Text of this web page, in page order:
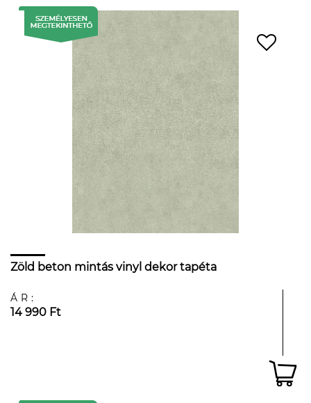
Zöld beton mintás vinyl dekor tapéta
ÁR:
14 990 Ft